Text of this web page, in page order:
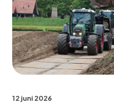
12 juni 2026